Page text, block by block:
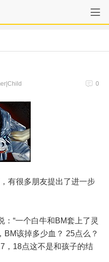
0
有很多朋友提出了进一步
：“一个白牛和BM套上了灵
该掉多少血？ 25点么？
，18点这不是和孩子的结